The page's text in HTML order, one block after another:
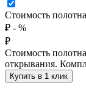
Стоимость
₽ - %
₽
Стоимость
открывания.
Купить в 1 клик